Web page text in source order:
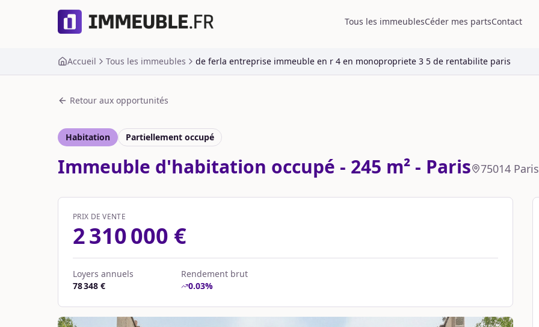
Tous les immeublesCéder mes partsContact
Accueil Tous les immeubles de ferla entreprise immeuble en r 4 en monopropriete 3 5 de rentabilite paris
Retour aux opportunités
Habitation Partiellement occupé
Immeuble d'habitation occupé - 245 m² - Paris 75014 Paris
PRIX DE VENTE
2 310 000 €
Loyers annuels
78 348 €
Rendement brut
0.03%